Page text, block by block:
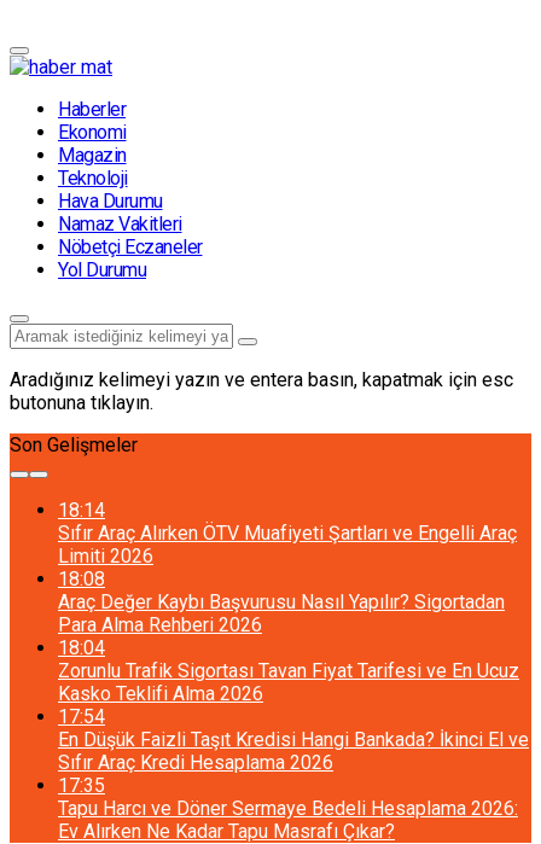
Haberler
Ekonomi
Magazin
Teknoloji
Hava Durumu
Namaz Vakitleri
Nöbetçi Eczaneler
Yol Durumu
Aradığınız kelimeyi yazın ve entera basın, kapatmak için esc
butonuna tıklayın.
Son Gelişmeler
18:14
Sıfır Araç Alırken ÖTV Muafiyeti Şartları ve Engelli Araç
Limiti 2026
18:08
Araç Değer Kaybı Başvurusu Nasıl Yapılır? Sigortadan
Para Alma Rehberi 2026
18:04
Zorunlu Trafik Sigortası Tavan Fiyat Tarifesi ve En Ucuz
Kasko Teklifi Alma 2026
17:54
En Düşük Faizli Taşıt Kredisi Hangi Bankada? İkinci El ve
Sıfır Araç Kredi Hesaplama 2026
17:35
Tapu Harcı ve Döner Sermaye Bedeli Hesaplama 2026:
Ev Alırken Ne Kadar Tapu Masrafı Çıkar?